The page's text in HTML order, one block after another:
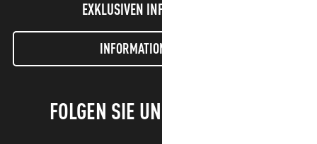
EXKLUSIVEN INFORMATIONEN!
INFORMATIONEN LETTER
FOLGEN SIE UNS!